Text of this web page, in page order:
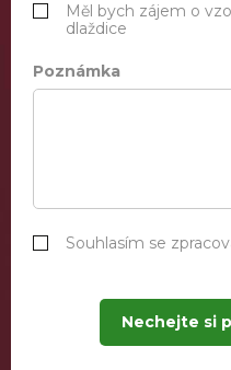
Měl bych zájem o
dlaždice
Poznámka
Souhlasím se
Nechejte si